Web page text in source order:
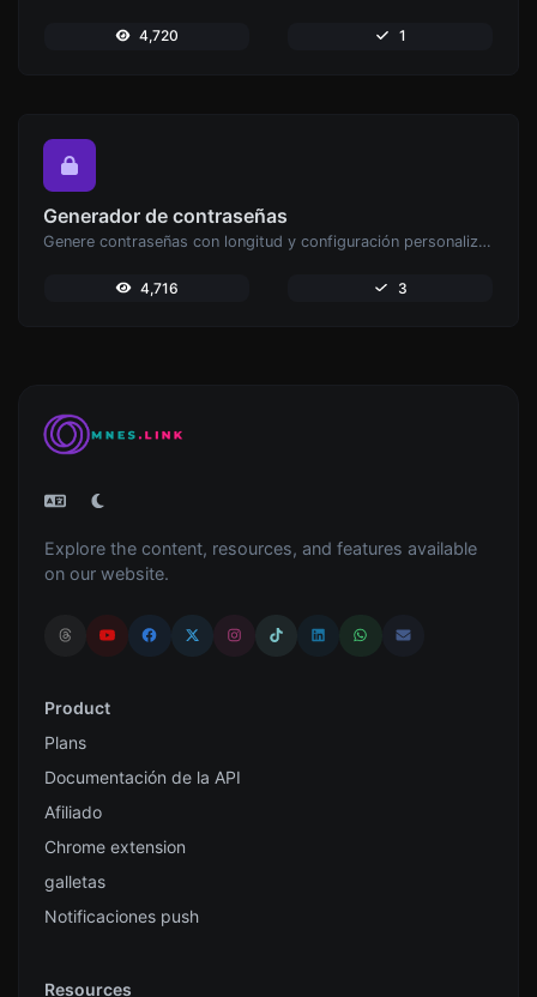
4,720 1
Generador de contraseñas
Genere contraseñas con longitud y configuración personalizadas.
4,716 3
Explore the content, resources, and features available
on our website.
Product
Plans
Documentación de la API
Afiliado
Chrome extension
galletas
Notificaciones push
Resources